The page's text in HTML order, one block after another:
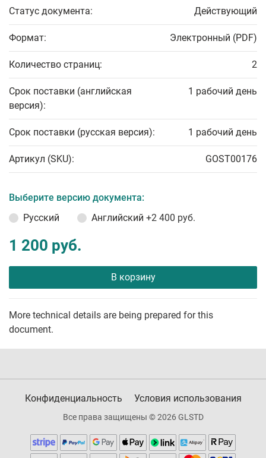
Статус документа: Действующий
Формат: Электронный (PDF)
Количество страниц: 2
Срок поставки (английская
версия):
1 рабочий день
Срок поставки (русская версия): 1 рабочий день
Артикул (SKU): GOST00176
Выберите версию документа:
Русский
Английский +2 400 руб.
1 200 руб.
В корзину
More technical details are being prepared for this
document.
Конфиденциальность Условия использования
Все права защищены © 2026 GLSTD